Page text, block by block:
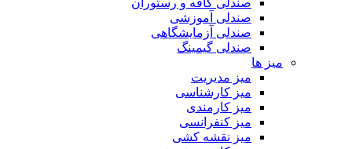
صندلی کافه و رستوران
صندلی آموزشی
صندلی آزمایشگاهی
صندلی گیمینگ
میز ها
میز مدیریت
میز کارشناسی
میز کارمندی
میز کنفرانسی
میز نقشه کشی